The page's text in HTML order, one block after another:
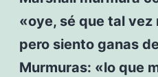
«oye, sé que tal
pero siento ganas
Murmuras: «lo que